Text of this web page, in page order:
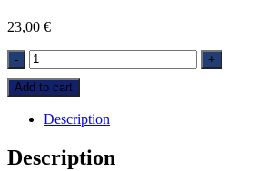
23,00 €
-
Sesión
de
fisioterapia
+
Add to cart
Description
Description